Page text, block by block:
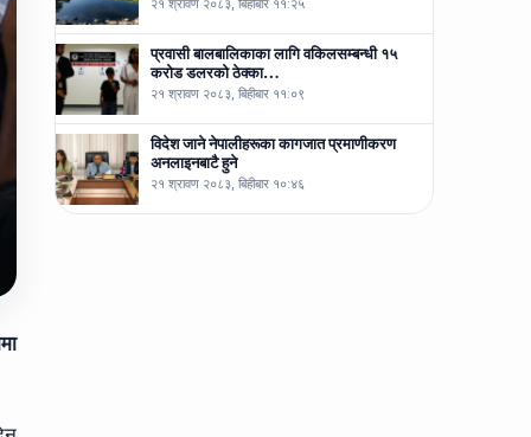
२१ श्रावण २०८३, बिहीबार ११:२५
प्रवासी बालबालिकाका लागि वकिलसम्बन्धी १५
करोड डलरको ठेक्का…
२१ श्रावण २०८३, बिहीबार ११:०९
विदेश जाने नेपालीहरूका कागजात प्रमाणीकरण
अनलाइनबाटै हुने
२१ श्रावण २०८३, बिहीबार १०:४६